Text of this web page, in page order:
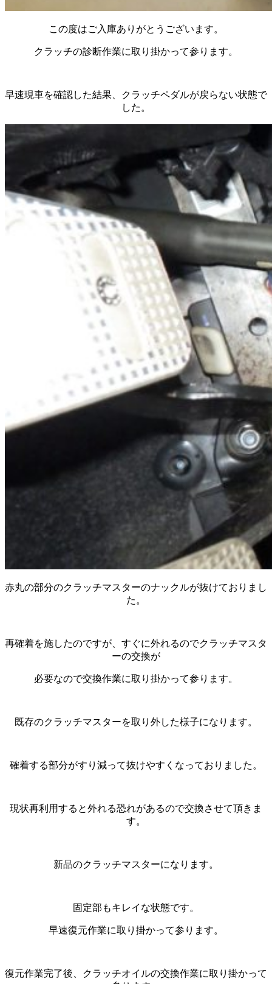
この度はご入庫ありがとうございます。
クラッチの診断作業に取り掛かって参ります。
早速現車を確認した結果、クラッチペダルが戻らない状態で
した。
赤丸の部分のクラッチマスターのナックルが抜けておりまし
た。
再確着を施したのですが、すぐに外れるのでクラッチマスタ
ーの交換が
必要なので交換作業に取り掛かって参ります。
既存のクラッチマスターを取り外した様子になります。
確着する部分がすり減って抜けやすくなっておりました。
現状再利用すると外れる恐れがあるので交換させて頂きま
す。
新品のクラッチマスターになります。
固定部もキレイな状態です。
早速復元作業に取り掛かって参ります。
復元作業完了後、クラッチオイルの交換作業に取り掛かって